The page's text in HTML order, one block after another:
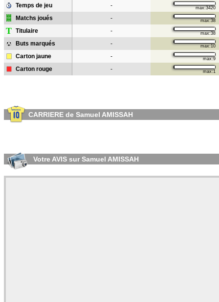
Temps de jeu
- max:3420
Matchs joués - max:38
T Titulaire - max:38
Buts marqués - max:10
Carton jaune - max:9
Carton rouge - max:1
CARRIERE de Samuel AMISSAH
Votre AVIS sur Samuel AMISSAH